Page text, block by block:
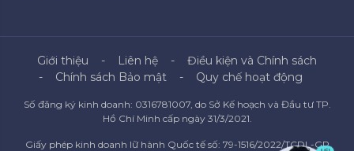
Giới thiệu Liên hệ
Điều kiện và Chính sách
Chính sách Bảo mật
Quy chế hoạt động
Số đăng ký kinh doanh: 0316781007, do Sở Kế hoạch và Đầu tư TP.
Hồ Chí Minh cấp ngày 31/3/2021.
Giấy phép kinh doanh lữ hành Quốc tế số: 79-1516/2022/TCDL-GP